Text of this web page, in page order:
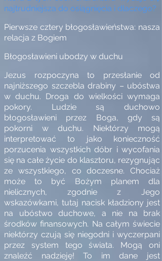
najtrudniejsza do osiągnięcia i dlaczego?
Pierwsze cztery błogosławieństwa: nasza
relacja z Bogiem
Błogosławieni ubodzy w duchu
Jezus rozpoczyna to przesłanie od
najniższego szczebla drabiny – ubóstwa
w duchu. Droga do wielkości wymaga
pokory. Ludzie są duchowo
błogosławieni przez Boga, gdy są
pokorni w duchu. Niektórzy mogą
interpretować to jako konieczność
porzucenia wszystkich dóbr i wycofania
się na całe życie do klasztoru, rezygnując
ze wszystkiego, co doczesne. Chociaż
może to być Bożym planem dla
nielicznych, zgodnie z Jego
wskazówkami, tutaj nacisk kładziony jest
na ubóstwo duchowe, a nie na brak
środków finansowych. Na całym świecie
niektórzy czują się niegodni i wyczerpani
przez system tego świata. Mogą oni
znaleźć nadzieję! To im dane jest